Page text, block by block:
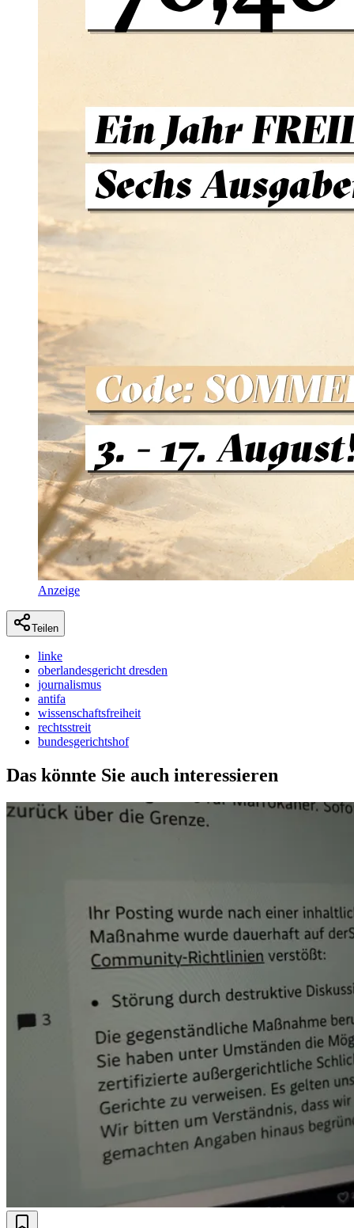
Anzeige
Teilen
linke
oberlandesgericht dresden
journalismus
antifa
wissenschaftsfreiheit
rechtsstreit
bundesgerichtshof
Das könnte Sie auch interessieren